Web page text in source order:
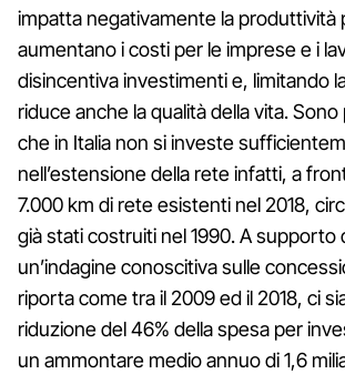
impatta negativamente la produttività
aumentano i costi per le imprese e i
disincentiva investimenti e, limitando
riduce anche la qualità della vita.
che in Italia non si investe
nell’estensione della rete infatti, a
7.000 km di rete esistenti nel 2018,
già stati costruiti nel 1990. A supporto
un’indagine conoscitiva sulle
riporta come tra il 2009 ed il 2018, ci
riduzione del 46% della spesa per
un ammontare medio annuo di 1,6